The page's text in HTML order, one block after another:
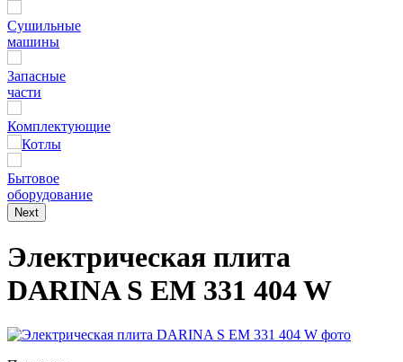
Сушильные
машины
Запасные
части
Комплектующие
Котлы
Бытовое
оборудование
Next
Электрическая плита
DARINA S EM 331 404 W